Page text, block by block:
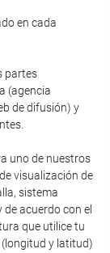
en cada
partes
(agencia
de difusión) y
uno de nuestros
visualización de
sistema
acuerdo con el
que utilice tu
y latitud)